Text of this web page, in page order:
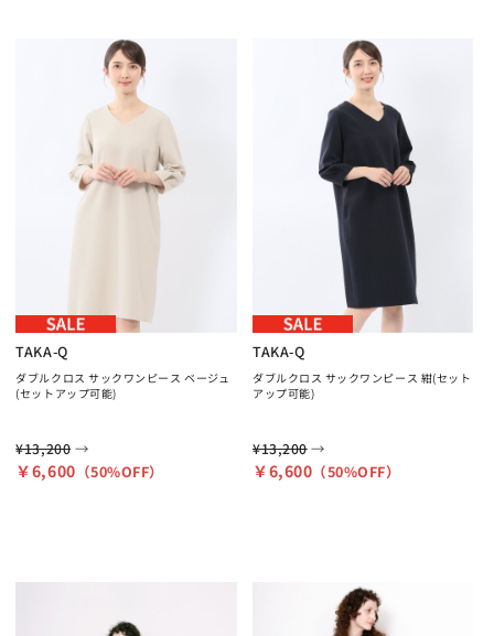
TAKA-Q
ダブルクロス サックワンピース ベージュ
(セットアップ可能)
¥13,200 →
￥6,600 （50%OFF）
TAKA-Q
ダブルクロス サックワンピース 紺(セット
アップ可能)
¥13,200 →
￥6,600 （50%OFF）